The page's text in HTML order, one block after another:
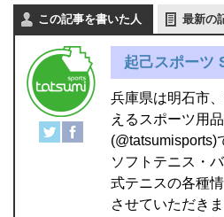
この記事を書いた人 最新の
起己スポーツ
兵庫県は明石市
えるスポーツ用
(@tatsumisports)
ソフトテニス・
式テニスの各種
させていただき